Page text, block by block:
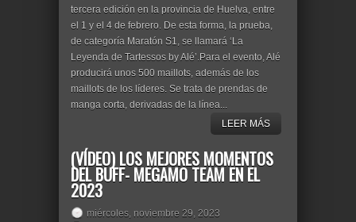
tercera edición en la provincia de Huelva, entre
el 1 y el 4 de febrero. De esta forma, la prueba,
de categoría Maratón S1, se llamará ‘La
Leyenda de Tartessos by Alé’.Para el evento, Alé
producirá unos 500 maillots, además de los
maillots de los líderes. Se trata de prendas de
manga corta, derivadas de la línea...
LEER MÁS
(VÍDEO) LOS MEJORES MOMENTOS
DEL BUFF- MEGAMO TEAM EN EL
2023
miércoles, noviembre 29, 2023